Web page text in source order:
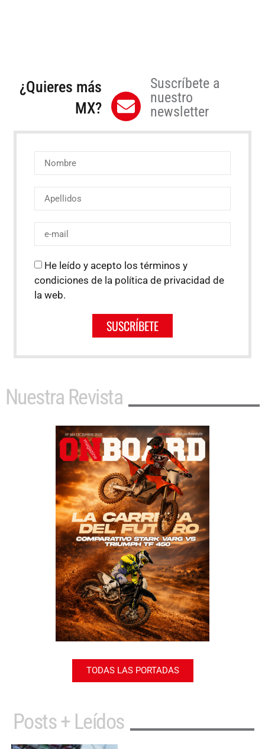
¿Quieres más
MX?
Suscríbete a
nuestro
newsletter
He leído y acepto los términos y
condiciones de la política de privacidad de
la web.
SUSCRÍBETE
Nuestra Revista
TODAS LAS PORTADAS
Posts + Leídos